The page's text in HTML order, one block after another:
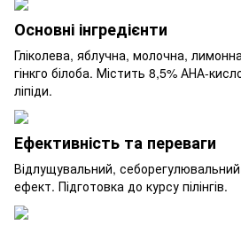
Основні інгредієнти
Гліколева, яблучна, молочна,
гінкго білоба. Містить 8,5% АНА-
ліпіди.
Ефективність та переваги
Відлущувальний,
ефект. Підготовка до курсу пілінгів.